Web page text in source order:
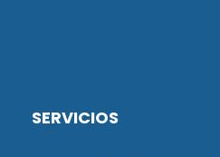
SERVICIOS